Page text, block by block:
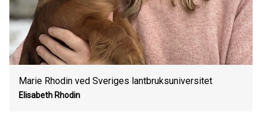
Marie Rhodin ved Sveriges lantbruksuniversitet
Elisabeth Rhodin